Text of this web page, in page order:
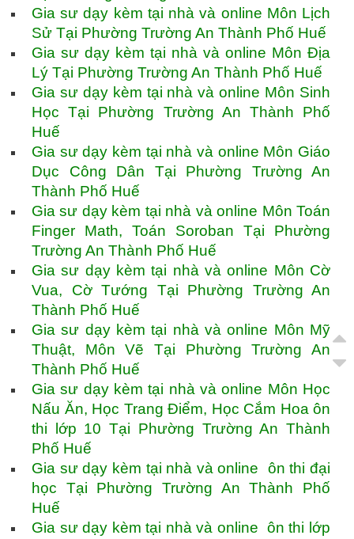
Gia sư dạy kèm tại nhà và online Môn Lịch
Sử Tại Phường Trường An Thành Phố Huế
Gia sư dạy kèm tại nhà và online Môn Địa
Lý Tại Phường Trường An Thành Phố Huế
Gia sư dạy kèm tại nhà và online Môn Sinh
Học Tại Phường Trường An Thành Phố
Huế
Gia sư dạy kèm tại nhà và online Môn Giáo
Dục Công Dân Tại Phường Trường An
Thành Phố Huế
Gia sư dạy kèm tại nhà và online Môn Toán
Finger Math, Toán Soroban Tại Phường
Trường An Thành Phố Huế
Gia sư dạy kèm tại nhà và online Môn Cờ
Vua, Cờ Tướng Tại Phường Trường An
Thành Phố Huế
Gia sư dạy kèm tại nhà và online Môn Mỹ
Thuật, Môn Vẽ Tại Phường Trường An
Thành Phố Huế
Gia sư dạy kèm tại nhà và online Môn Học
Nấu Ăn, Học Trang Điểm, Học Cắm Hoa ôn
thi lớp 10 Tại Phường Trường An Thành
Phố Huế
Gia sư dạy kèm tại nhà và online ôn thi đại
học Tại Phường Trường An Thành Phố
Huế
Gia sư dạy kèm tại nhà và online ôn thi lớp